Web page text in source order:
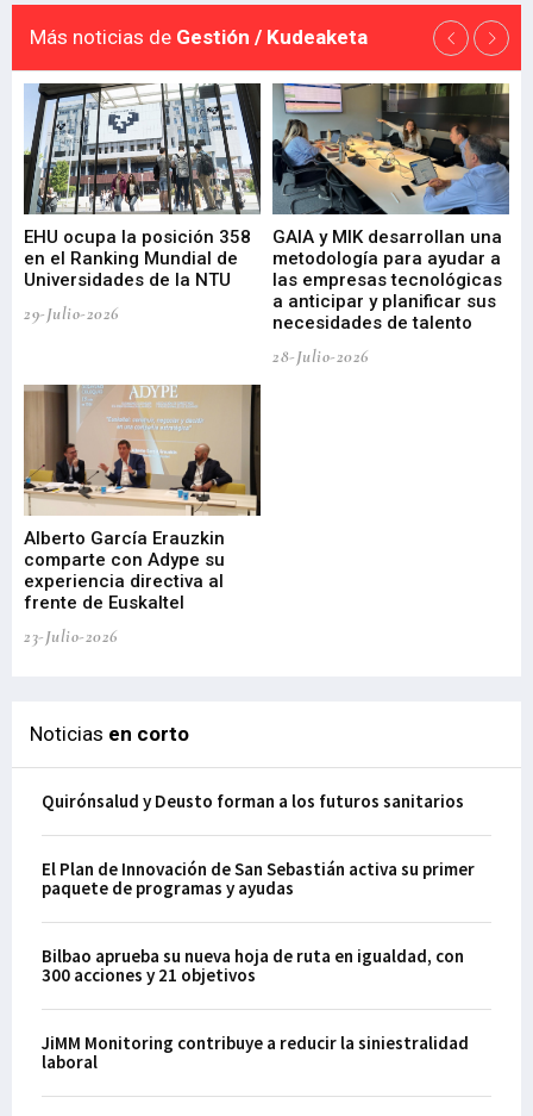
Más noticias de Gestión / Kudeaketa
EHU ocupa la posición 358
en el Ranking Mundial de
Universidades de la NTU
29-Julio-2026
GAIA y MIK desarrollan una
metodología para ayudar a
las empresas tecnológicas
a anticipar y planificar sus
necesidades de talento
28-Julio-2026
Alberto García Erauzkin
comparte con Adype su
experiencia directiva al
frente de Euskaltel
23-Julio-2026
Noticias en corto
Quirónsalud y Deusto forman a los futuros sanitarios
El Plan de Innovación de San Sebastián activa su primer
paquete de programas y ayudas
Bilbao aprueba su nueva hoja de ruta en igualdad, con
300 acciones y 21 objetivos
JiMM Monitoring contribuye a reducir la siniestralidad
laboral